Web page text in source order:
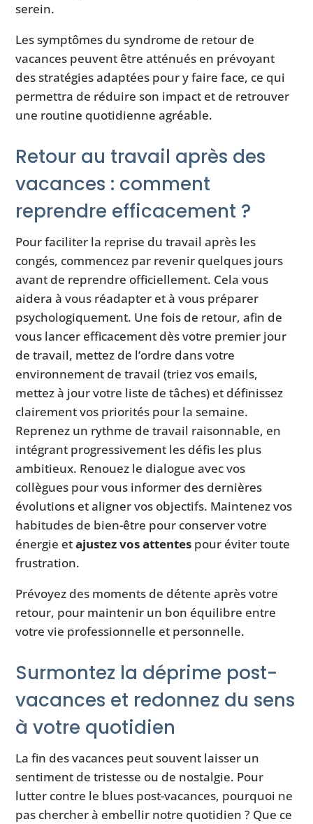
serein.
Les symptômes du syndrome de retour de
vacances peuvent être atténués en prévoyant
des stratégies adaptées pour y faire face, ce qui
permettra de réduire son impact et de retrouver
une routine quotidienne agréable.
Retour au travail après des
vacances : comment
reprendre efficacement ?
Pour faciliter la reprise du travail après les
congés, commencez par revenir quelques jours
avant de reprendre officiellement. Cela vous
aidera à vous réadapter et à vous préparer
psychologiquement. Une fois de retour, afin de
vous lancer efficacement dès votre premier jour
de travail, mettez de l’ordre dans votre
environnement de travail (triez vos emails,
mettez à jour votre liste de tâches) et définissez
clairement vos priorités pour la semaine.
Reprenez un rythme de travail raisonnable, en
intégrant progressivement les défis les plus
ambitieux. Renouez le dialogue avec vos
collègues pour vous informer des dernières
évolutions et aligner vos objectifs. Maintenez vos
habitudes de bien-être pour conserver votre
énergie etajustez vos attentes pour éviter toute
frustration.
Prévoyez des moments de détente après votre
retour, pour maintenir un bon équilibre entre
votre vie professionnelle et personnelle.
Surmontez la déprime post-
vacances et redonnez du sens
à votre quotidien
La fin des vacances peut souvent laisser un
sentiment de tristesse ou de nostalgie. Pour
lutter contre le blues post-vacances, pourquoi ne
pas chercher à embellir notre quotidien ? Que ce